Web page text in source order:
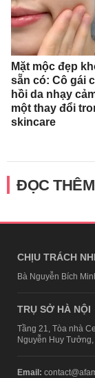
Mặt mộc đẹp
sẵn có: Cô gái
hồi da nhạy
một thay đổi
skincare
ĐỌC THÊM
CHỊU TRÁCH
Bà Nguyễn Bích
TRỤ SỞ HÀ NỘI
Tầng 21, Tòa nhà
Nguyễn Huy
Email: